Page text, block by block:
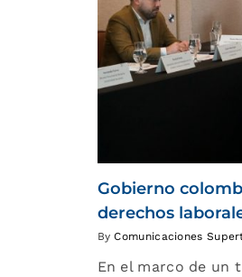
Gobierno
derechos
ByComunicaciones
En el marco de un